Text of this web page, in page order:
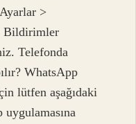
>
Bildirimler
Telefonda
WhatsApp
lütfen aşağıdaki